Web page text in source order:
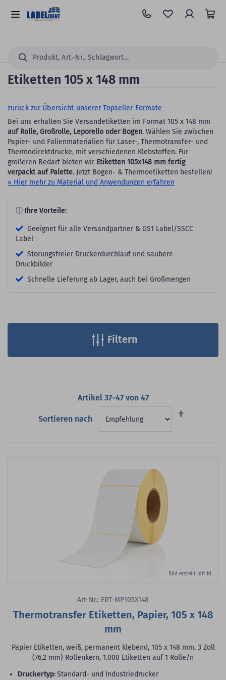
Hauptinhalt
springen
Alle
Suchen...
Etiketten 105 x 148 mm
zurück zur Übersicht unserer Topseller Formate
Bei uns erhalten Sie Versandetiketten im Format 105 x 148 mm
auf Rolle, Großrolle, Leporello oder Bogen. Wählen Sie zwischen
Papier- und Folienmaterialien für Laser-, Thermotransfer- und
Thermodirektdrucke, mit verschiedenen Klebstoffen. Für
größeren Bedarf bieten wir Etiketten 105x148 mm fertig
verpackt auf Palette. Jetzt Bogen- & Thermoetiketten bestellen!
» Hier mehr zu Material und Anwendungen erfahren
ⓘ Ihre Vorteile:
Geeignet für alle Versandpartner & GS1 Label/SSCC
Label
Störungsfreier Druckerdurchlauf und saubere
Druckbilder
Schnelle Lieferung ab Lager, auch bei Großmengen
Artikel 37-47von 47
Sortieren nach
Bild erstellt mit KI
Art-Nr.: ERT-MP105X148
Thermotransfer Etiketten, Papier, 105 x 148
mm
Papier Etiketten, weiß, permanent klebend, 105 x 148 mm, 3 Zoll
(76,2 mm) Rollenkern, 1.000 Etiketten auf 1 Rolle/n
Druckertyp:Standard- und Industriedrucker
Filtern